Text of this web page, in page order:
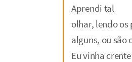
Aprendi tal
olhar, lendo os
alguns, ou são
Eu vinha